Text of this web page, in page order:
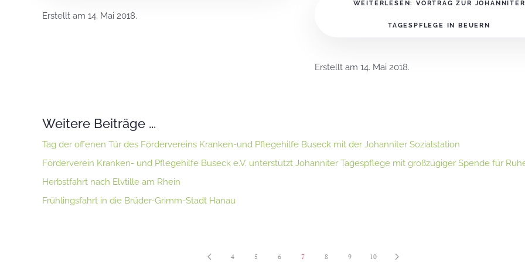
Erstellt am 14. Mai 2018.
WEITERLESEN: VORTRAG ZUR JOHANNITER
TAGESPFLEGE IN BEUERN
Erstellt am 14. Mai 2018.
Weitere Beiträge ...
Tag der offenen Tür des Fördervereins Kranken-und Pflegehilfe Buseck mit der Johanniter Sozialstation
Förderverein Kranken- und Pflegehilfe Buseck e.V. unterstützt Johanniter Tagespflege mit großzügiger Spende für
Herbstfahrt nach Elvtille am Rhein
Frühlingsfahrt in die Brüder-Grimm-Stadt Hanau
4 5 6 7 8 9 10